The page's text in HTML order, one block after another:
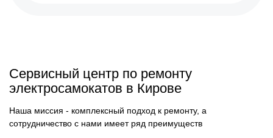
Сервисный центр по ремонту
электросамокатов в Кирове
Наша миссия - комплексный подход к ремонту, а
сотрудничество с нами имеет ряд преимуществ